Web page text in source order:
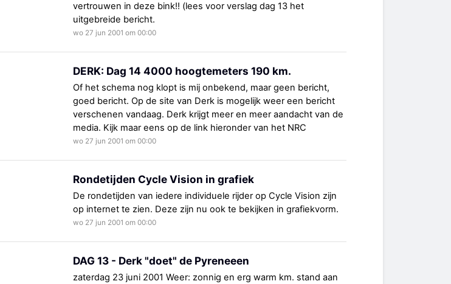
vertrouwen in deze bink!! (lees voor verslag dag 13 het
uitgebreide bericht.
wo 27 jun 2001 om 00:00
DERK: Dag 14 4000 hoogtemeters 190 km.
Of het schema nog klopt is mij onbekend, maar geen bericht,
goed bericht. Op de site van Derk is mogelijk weer een bericht
verschenen vandaag. Derk krijgt meer en meer aandacht van de
media. Kijk maar eens op de link hieronder van het NRC
wo 27 jun 2001 om 00:00
Rondetijden Cycle Vision in grafiek
De rondetijden van iedere individuele rijder op Cycle Vision zijn
op internet te zien. Deze zijn nu ook te bekijken in grafiekvorm.
wo 27 jun 2001 om 00:00
DAG 13 - Derk "doet" de Pyreneeen
zaterdag 23 juni 2001 Weer: zonnig en erg warm km. stand aan